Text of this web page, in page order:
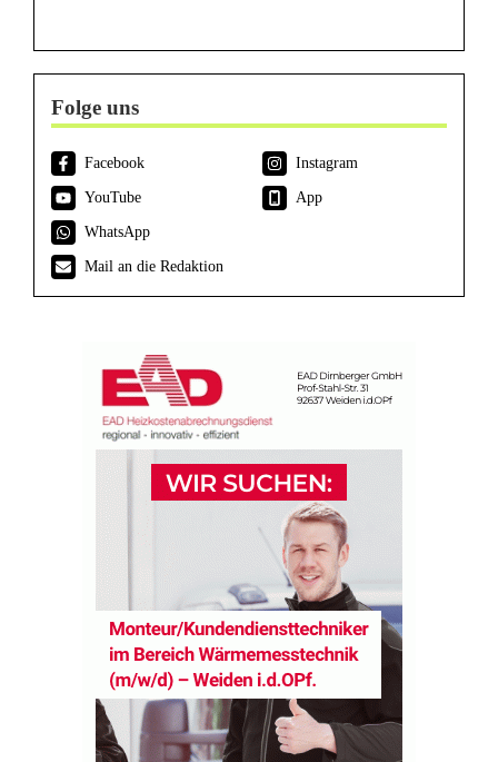
Folge uns
Facebook
Instagram
YouTube
App
WhatsApp
Mail an die Redaktion